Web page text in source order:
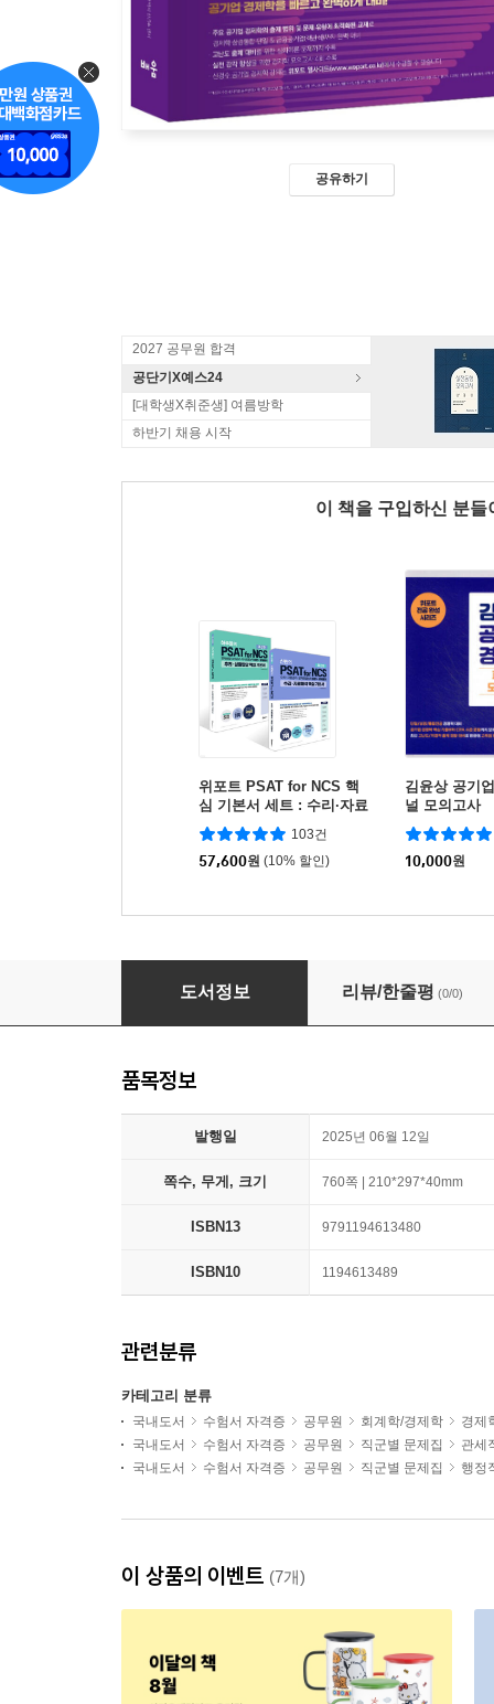
공유하기
2027 공무원 합격
공단기X예스24
[대학생X취준생] 여름방학
하반기 채용 시작
이 책을 구입하신 분
위포트 PSAT for NCS 핵
심 기본서 세트 : 수리·자료
해석+추리·상황판단
103건
57,600원 (10% 할인)
김윤상 공기
널 모의고사
10,000원
신경수 공기업 객관식 경제학 핵심이론+1000제
도서정보 리뷰/한줄평 (0/0)
품목정보
발행일 2025년 06월 12일
쪽수, 무게, 크기 760쪽 | 210*297*40mm
ISBN13 9791194613480
ISBN10 1194613489
관련분류
카테고리 분류
국내도서 수험서 자격증 공무원 회계학/경제학
경제
국내도서
수험서 자격증 공무원 직군별 문제집
관세
국내도서
수험서 자격증 공무원 직군별 문제집 행정
이 상품의 이벤트 (7개)